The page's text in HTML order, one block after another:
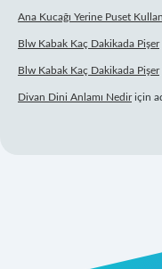
Ana Kucağı Yerine Puset
Blw Kabak Kaç Dakikada Pişer
Blw Kabak Kaç Dakikada Pişer
Divan Dini Anlamı Nediriçin